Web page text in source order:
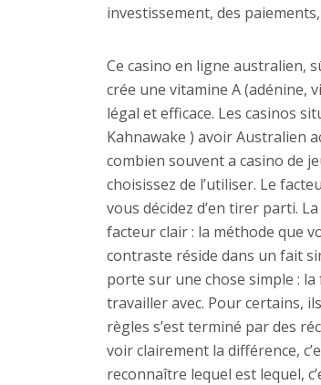
investissement, des
Ce casino en ligne australien,
crée une vitamine A (adénine,
légal et efficace. Les casinos
Kahnawake ) avoir Australien
combien souvent a casino de
choisissez de l’utiliser. Le
vous décidez d’en tirer parti.
facteur clair : la méthode que
contraste réside dans un fait
porte sur une chose simple :
travailler avec. Pour certains,
règles s’est terminé par des
voir clairement la différence,
reconnaître lequel est lequel,